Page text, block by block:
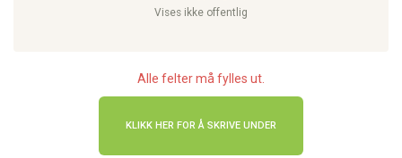
Vises ikke offentlig
Alle felter må fylles ut.